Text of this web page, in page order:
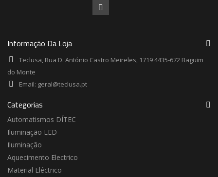
Informação Da Loja
Teclusa, Rua D. António Castro Meireles, 1719 4435-672 Baguim
do Monte
Email: geral@teclusa.pt
Categorias
Automatismos DÍTEC
Iluminação LED
Iluminação
Aquecimento Electrico
Material Eléctrico